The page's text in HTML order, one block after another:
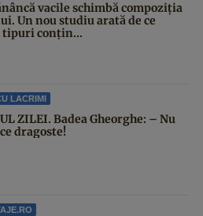
vacile schimbă compoziția
Un nou studiu arată de ce
tipuri conțin...
LACRIMI
ZILEI. Badea Gheorghe: – Nu
dragoste!